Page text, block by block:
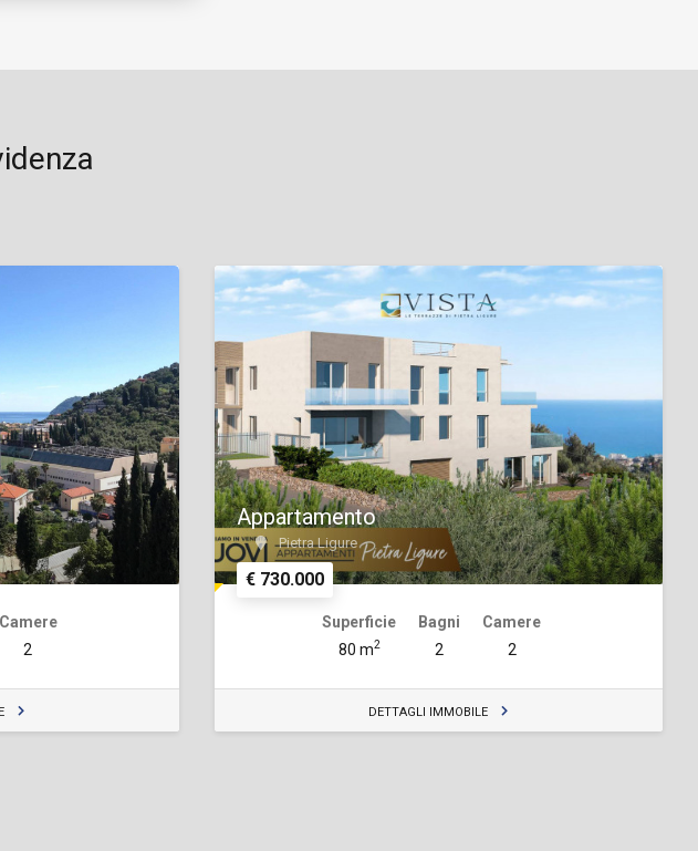
Camere
2
€ 730.000
Appartamento
Pietra Ligure
Superficie
80 m2
Bagni
2
Camere
2
DETTAGLI IMMOBILE